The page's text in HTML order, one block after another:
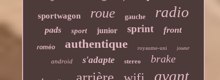
sportwagon roue gauche radio
pads sport junior sprint front
roméo authentique royaume-uni joueur
android s'adapte stereo brake
avant